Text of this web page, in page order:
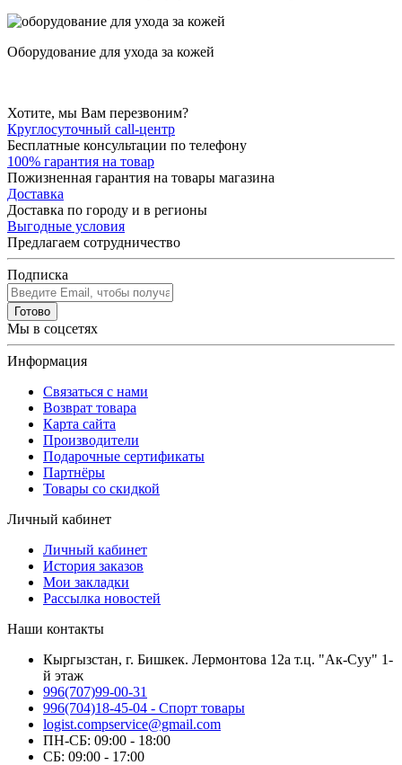
Оборудование для ухода за кожей
Хотите, мы Вам перезвоним?
Круглосуточный call-центр
Бесплатные консультации по телефону
100% гарантия на товар
Пожизненная гарантия на товары магазина
Доставка
Доставка по городу и в регионы
Выгодные условия
Предлагаем сотрудничество
Подписка
Готово
Мы в соцсетях
Информация
Связаться с нами
Возврат товара
Карта сайта
Производители
Подарочные сертификаты
Партнёры
Товары со скидкой
Личный кабинет
Личный кабинет
История заказов
Мои закладки
Рассылка новостей
Наши контакты
Кыргызстан, г. Бишкек. Лермонтова 12а т.ц. "Ак-Суу" 1-
й этаж
996(707)99-00-31
996(704)18-45-04 - Спорт товары
logist.compservice@gmail.com
ПН-СБ: 09:00 - 18:00
СБ: 09:00 - 17:00